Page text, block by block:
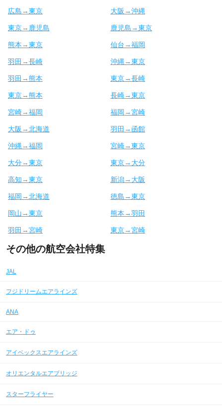
広島→東京 大阪→沖縄
東京→鹿児島 鹿児島→東京
熊本→東京 仙台→福岡
羽田→長崎 沖縄→東京
羽田→熊本 東京→長崎
東京→熊本 長崎→東京
宮崎→福岡 福岡→宮崎
大阪→北海道 羽田→函館
沖縄→福岡 宮崎→東京
大分→東京 東京→大分
高知→東京 新潟→大阪
福岡→北海道 徳島→東京
岡山→東京 熊本→羽田
羽田→宮崎 東京→宮崎
その他の航空会社特集
JAL
フジドリームエアラインズ
ANA
エア・ドゥ
アイベックスエアラインズ
オリエンタルエアブリッジ
スターフライヤー